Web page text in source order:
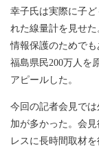
幸子氏は実際に子
れた線量計を見せ
情報保護のためでも
福島県民200万人を
アピールした。
今回の記者会見で
加が多かった。会
レスに長時間取材を